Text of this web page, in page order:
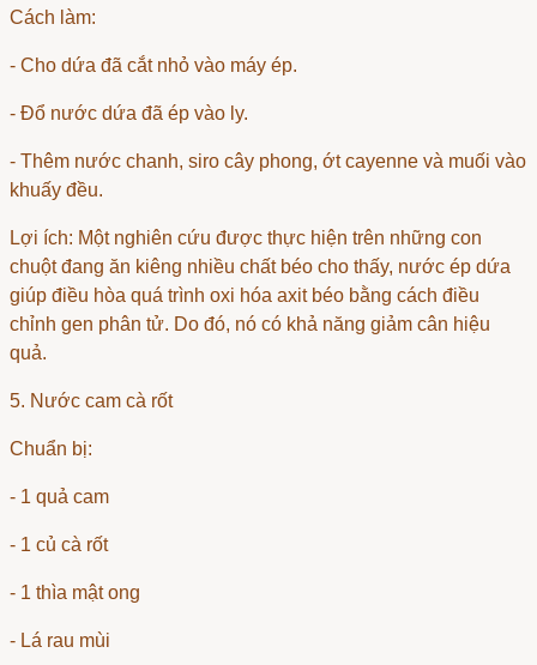
Cách làm:
- Cho dứa đã cắt nhỏ vào máy ép.
- Đổ nước dứa đã ép vào ly.
- Thêm nước chanh, siro cây phong, ớt cayenne và muối vào
khuấy đều.
Lợi ích: Một nghiên cứu được thực hiện trên những con
chuột đang ăn kiêng nhiều chất béo cho thấy, nước ép dứa
giúp điều hòa quá trình oxi hóa axit béo bằng cách điều
chỉnh gen phân tử. Do đó, nó có khả năng giảm cân hiệu
quả.
5. Nước cam cà rốt
Chuẩn bị:
- 1 quả cam
- 1 củ cà rốt
- 1 thìa mật ong
- Lá rau mùi